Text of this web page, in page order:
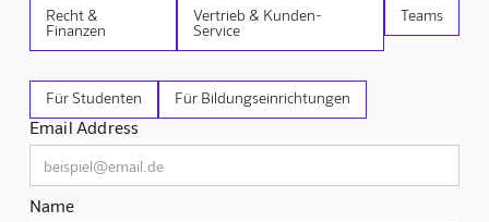
Recht &
Finanzen
Vertrieb & Kunden-
Service
Teams
Für Studenten Für Bildungseinrichtungen
Email Address
Name